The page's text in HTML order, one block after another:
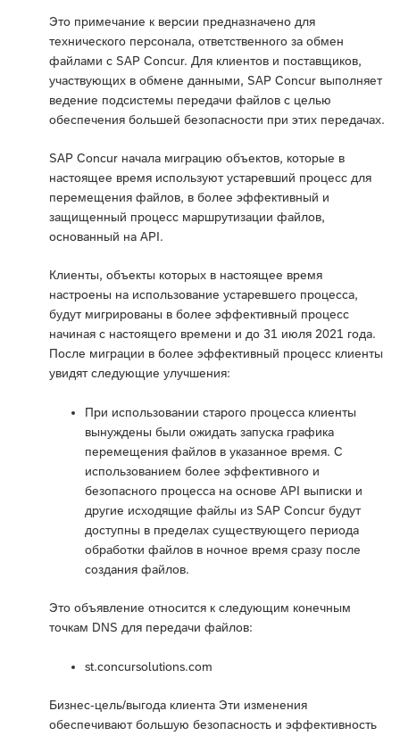
Это примечание к версии предназначено для
технического персонала, ответственного за обмен
файлами с SAP Concur. Для клиентов и поставщиков,
участвующих в обмене данными, SAP Concur выполняет
ведение подсистемы передачи файлов с целью
обеспечения большей безопасности при этих передачах.
SAP Concur начала миграцию объектов, которые в
настоящее время используют устаревший процесс для
перемещения файлов, в более эффективный и
защищенный процесс маршрутизации файлов,
основанный на API.
Клиенты, объекты которых в настоящее время
настроены на использование устаревшего процесса,
будут мигрированы в более эффективный процесс
начиная с настоящего времени и до 31 июля 2021 года.
После миграции в более эффективный процесс клиенты
увидят следующие улучшения:
При использовании старого процесса клиенты
вынуждены были ожидать запуска графика
перемещения файлов в указанное время. С
использованием более эффективного и
безопасного процесса на основе API выписки и
другие исходящие файлы из SAP Concur будут
доступны в пределах существующего периода
обработки файлов в ночное время сразу после
создания файлов.
Это объявление относится к следующим конечным
точкам DNS для передачи файлов:
st.concursolutions.com
Бизнес-цель/выгода клиента Эти изменения
обеспечивают большую безопасность и эффективность